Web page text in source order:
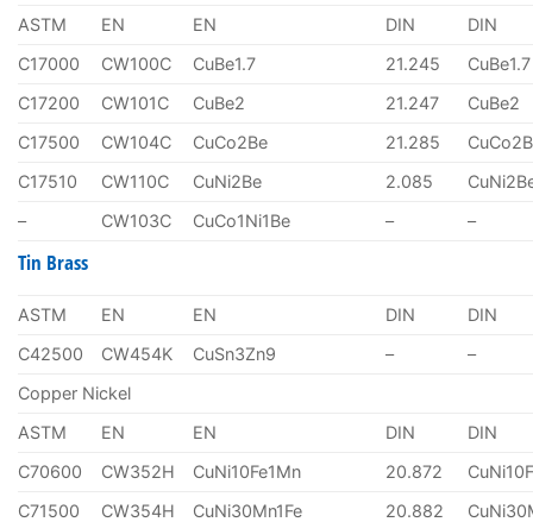
ASTM
EN EN DIN
DIN
C17000
CW100C CuBe1.7 21.245
CuBe1.7
C17200
CW101C CuBe2 21.247
CuBe2
C17500
CW104C CuCo2Be 21.285
C17510
CW110C CuNi2Be 2.085
–
CW103C CuCo1Ni1Be – –
Tin Brass
ASTM EN EN DIN
DIN
C42500
CW454K CuSn3Zn9 –
–
Copper Nickel
ASTM
EN EN DIN
DIN
C70600
CW352H CuNi10Fe1Mn 20.872
C71500
CW354H CuNi30Mn1Fe 20.882